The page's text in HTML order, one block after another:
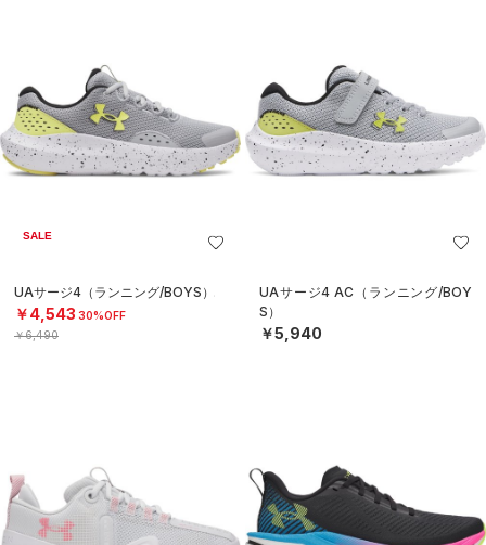
SALE
UAサージ4（ランニング/BOYS）
￥4,543 30%OFF
￥6,490
UAサージ4 AC（ランニング/BOY
S）
￥5,940